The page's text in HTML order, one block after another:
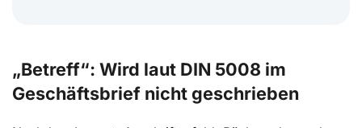
„Betreff“: Wird laut DIN 5008 im
Geschäftsbrief nicht geschrieben